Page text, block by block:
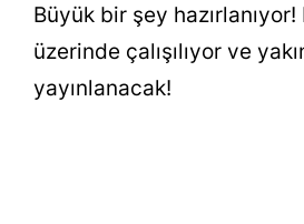
Büyük bir şey hazırlanıyor!
üzerinde çalışılıyor ve
yayınlanacak!